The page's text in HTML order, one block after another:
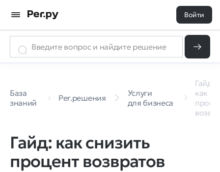
Войти
База
знаний
Рег.решения
Услуги
для бизнеса
Гайд:
как
Гайд: как снизить
процент возвратов